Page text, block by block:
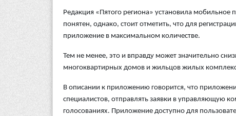
Редакция «Пятого региона» установила
понятен, однако, стоит отметить, что для
приложение в максимальном количестве.
Тем не менее, это и вправду может значительно
многоквартирных домов и жильцов жилых
В описании к приложению говорится, что
специалистов, отправлять заявки в управляющую
голосованиях. Приложение доступно для